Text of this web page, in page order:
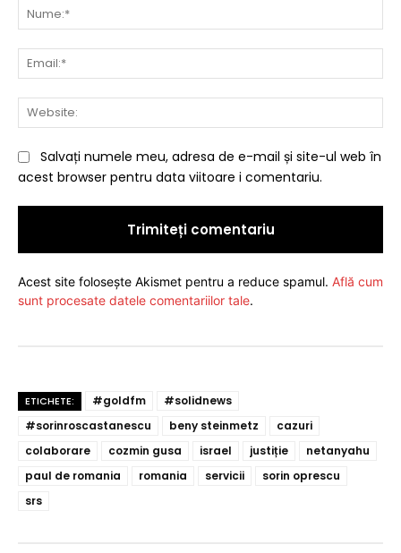
Salvați numele meu, adresa de e-mail și site-ul web în
acest browser pentru data viitoare i comentariu.
Acest site folosește Akismet pentru a reduce spamul. Află cum
sunt procesate datele comentariilor tale.
ETICHETE: #goldfm
#solidnews
#sorinroscastanescu
beny steinmetz
cazuri
colaborare
cozmin gusa israel justiție
netanyahu
paul de romania
romania servicii
sorin oprescu
srs